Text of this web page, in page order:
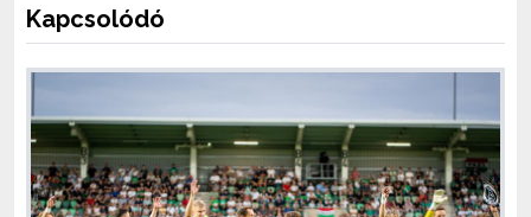
Kapcsolódó